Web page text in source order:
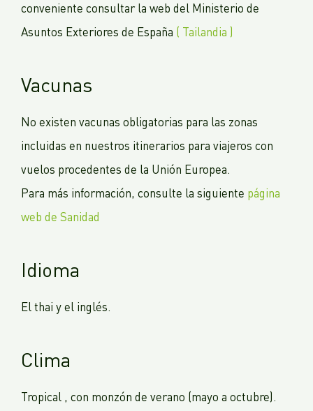
conveniente consultar la web del Ministerio de
Asuntos Exteriores de España ( Tailandia )
Vacunas
No existen vacunas obligatorias para las zonas
incluidas en nuestros itinerarios para viajeros con
vuelos procedentes de la Unión Europea.
Para más información, consulte la siguiente página
web de Sanidad
Idioma
El thai y el inglés.
Clima
Tropical , con monzón de verano (mayo a octubre).